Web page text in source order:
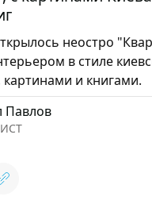
неостро
в стиле
картинами и книгами.
Павлов